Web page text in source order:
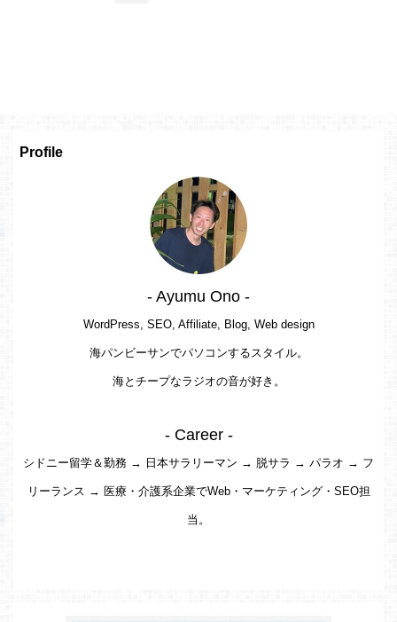
Profile
- Ayumu Ono -
WordPress, SEO, Affiliate, Blog, Web design
海パンビーサンでパソコンするスタイル。
海とチープなラジオの音が好き。
- Career -
シドニー留学＆勤務 → 日本サラリーマン → 脱サラ → パラオ → フ
リーランス → 医療・介護系企業でWeb・マーケティング・SEO担
当。